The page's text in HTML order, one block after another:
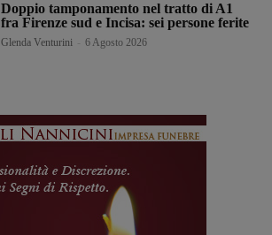
Doppio tamponamento nel tratto di A1
fra Firenze sud e Incisa: sei persone ferite
Glenda Venturini 6 Agosto 2026